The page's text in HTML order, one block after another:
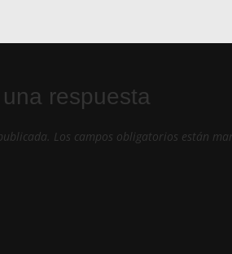
respuesta
Los campos obligatorios están